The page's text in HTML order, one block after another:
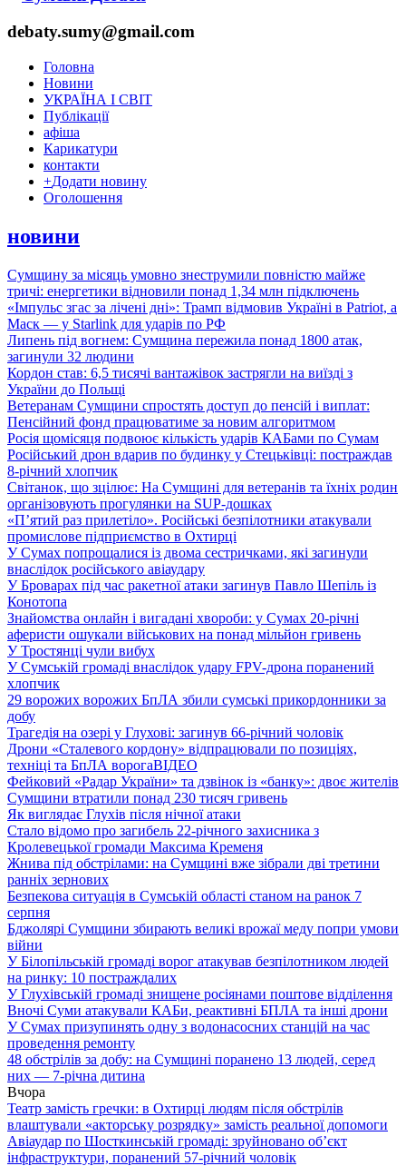
debaty.sumy@gmail.com
Головна
Новини
УКРАЇНА І СВІТ
Публікації
афіша
Карикатури
контакти
+Додати новину
Оголошення
новини
Сумщину за місяць умовно знеструмили повністю майже
тричі: енергетики відновили понад 1,34 млн підключень
«Імпульс згас за лічені дні»: Трамп відмовив Україні в Patriot, а
Маск — у Starlink для ударів по РФ
Липень під вогнем: Сумщина пережила понад 1800 атак,
загинули 32 людини
Кордон став: 6,5 тисячі вантажівок застрягли на виїзді з
України до Польщі
Ветеранам Сумщини спростять доступ до пенсій і виплат:
Пенсійний фонд працюватиме за новим алгоритмом
Росія щомісяця подвоює кількість ударів КАБами по Сумам
Російський дрон вдарив по будинку у Стецьківці: постраждав
8-річний хлопчик
Світанок, що зцілює: На Сумщині для ветеранів та їхніх родин
організовують прогулянки на SUP-дошках
«П’ятий раз прилетіло». Російські безпілотники атакували
промислове підприємство в Охтирці
У Сумах попрощалися із двома сестричками, які загинули
внаслідок російського авіаудару
У Броварах під час ракетної атаки загинув Павло Шепіль із
Конотопа
Знайомства онлайн і вигадані хвороби: у Сумах 20-річні
аферисти ошукали військових на понад мільйон гривень
У Тростянці чули вибух
У Сумській громаді внаслідок удару FPV-дрона поранений
хлопчик
29 ворожих ворожих БпЛА збили сумські прикордонники за
добу
Трагедія на озері у Глухові: загинув 66-річний чоловік
Дрони «Сталевого кордону» відпрацювали по позиціях,
техніці та БпЛА ворогаВІДЕО
Фейковий «Радар України» та дзвінок із «банку»: двоє жителів
Сумщини втратили понад 230 тисяч гривень
Як виглядає Глухів після нічної атаки
Стало відомо про загибель 22-річного захисника з
Кролевецької громади Максима Кременя
Жнива під обстрілами: на Сумщині вже зібрали дві третини
ранніх зернових
Безпекова ситуація в Сумській області станом на ранок 7
серпня
Бджолярі Сумщини збирають великі врожаї меду попри умови
війни
У Білопільській громаді ворог атакував безпілотником людей
на ринку: 10 постраждалих
У Глухівській громаді знищене росіянами поштове відділення
Вночі Суми атакували КАБи, реактивні БПЛА та інші дрони
У Сумах призупинять одну з водонасосних станцій на час
проведення ремонту
48 обстрілів за добу: на Сумщині поранено 13 людей, серед
них — 7-річна дитина
Вчора
Театр замість гречки: в Охтирці людям після обстрілів
влаштували «акторську розрядку» замість реальної допомоги
Авіаудар по Шосткинській громаді: зруйновано об’єкт
інфраструктури, поранений 57-річний чоловік